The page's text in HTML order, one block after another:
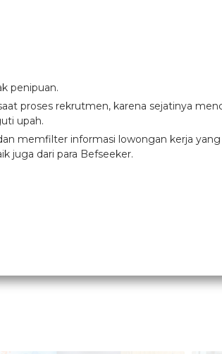
penipuan.
proses rekrutmen, karena sejatinya
upah.
memfilter informasi lowongan kerja yang
juga dari para Befseeker.